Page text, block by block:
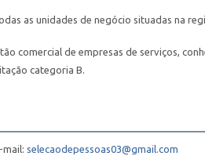
as unidades de negócio situadas na
comercial de empresas de serviços,
categoria B.
mail: selecaodepessoas03@gmail.com